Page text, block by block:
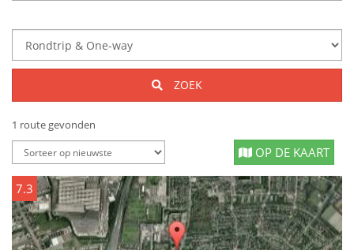
ZOEK
1 route gevonden
OP DE KAART
7.3